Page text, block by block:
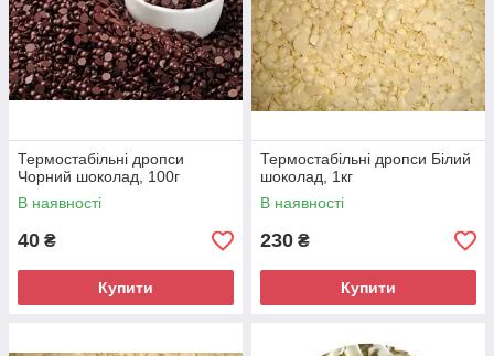
Термостабільні дропси
Чорний шоколад, 100г
В наявності
40 ₴
Купити
Термостабільні дропси Білий
шоколад, 1кг
В наявності
230 ₴
Купити